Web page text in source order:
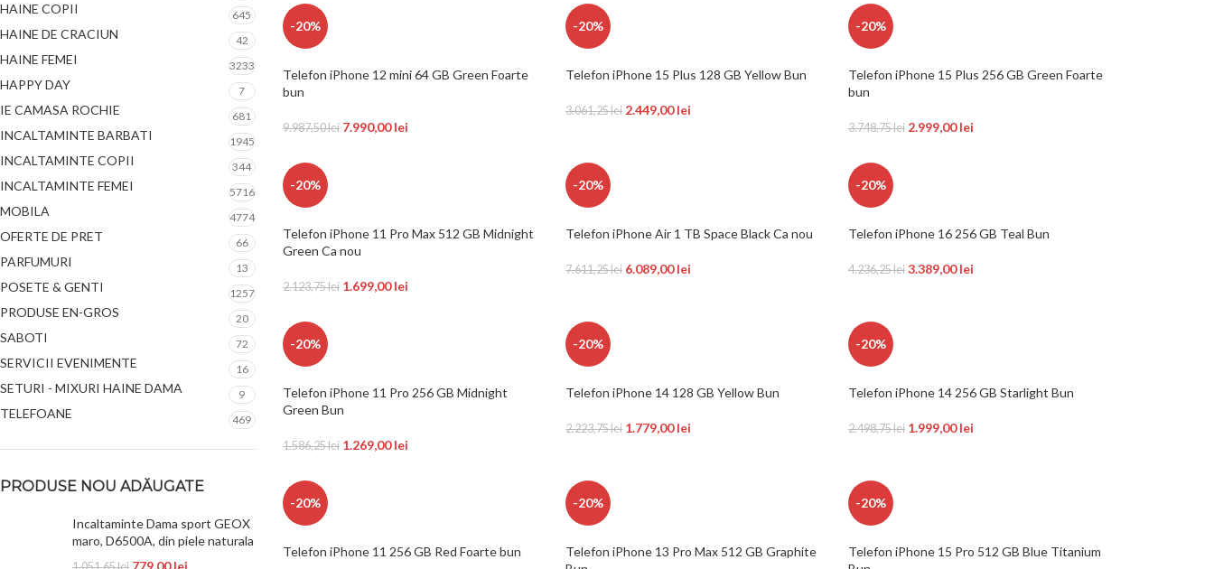
HAINE COPII 645
HAINE DE CRACIUN 42
HAINE FEMEI 3233
HAPPY DAY 7
IE CAMASA ROCHIE 681
INCALTAMINTE BARBATI 1945
INCALTAMINTE COPII 344
INCALTAMINTE FEMEI 5716
MOBILA 4774
OFERTE DE PRET 66
PARFUMURI 13
POSETE & GENTI 1257
PRODUSE EN-GROS 20
SABOTI 72
SERVICII EVENIMENTE 16
SETURI - MIXURI HAINE DAMA 9
TELEFOANE 469
PRODUSE NOU ADĂUGATE
Incaltaminte Dama sport GEOX
maro, D6500A, din piele naturala
779,00lei
-20%
Telefon iPhone 12 mini 64 GB Green Foarte
bun
9.987,50lei 7.990,00lei
-20%
Telefon iPhone 15 Plus 128 GB Yellow Bun
3.061,25lei 2.449,00lei
-20%
Telefon iPhone 15 Plus 256 GB Green Foarte
bun
3.748,75lei 2.999,00lei
-20%
Telefon iPhone 11 Pro Max 512 GB Midnight
Green Ca nou
2.123,75lei 1.699,00lei
-20%
Telefon iPhone Air 1 TB Space Black Ca nou
7.611,25lei 6.089,00lei
-20%
Telefon iPhone 16 256 GB Teal Bun
4.236,25lei 3.389,00lei
-20%
Telefon iPhone 11 Pro 256 GB Midnight
Green Bun
1.586,25lei 1.269,00lei
-20%
Telefon iPhone 14 128 GB Yellow Bun
2.223,75lei 1.779,00lei
-20%
Telefon iPhone 14 256 GB Starlight Bun
2.498,75lei 1.999,00lei
-20%
Telefon iPhone 11 256 GB Red Foarte bun
-20%
Telefon iPhone 13 Pro Max 512 GB Graphite
-20%
Telefon iPhone 15 Pro 512 GB Blue Titanium